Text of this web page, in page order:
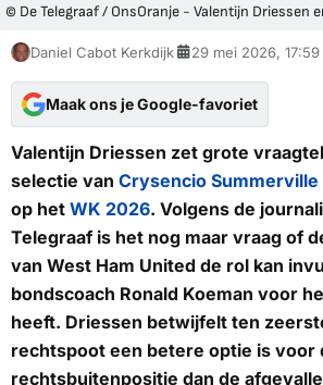
© De Telegraaf / OnsOranje - Valentijn Driessen
Daniel Cabot Kerkdijk 29 mei 2026, 17:59
Maak ons je Google-favoriet
Valentijn Driessen zet grote
selectie van Crysencio Summerville
op het WK 2026. Volgens de
Telegraafis het nog maar vraag of
van West Ham United de rol kan
bondscoach Ronald Koeman voor
heeft. Driessen betwijfelt ten
rechtspoot een betere optie is voor
rechtsbuitenpositie dan de